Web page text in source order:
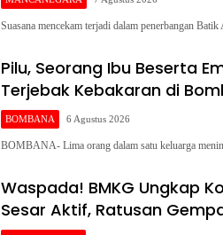
Suasana mencekam terjadi dalam penerbangan
Pilu, Seorang Ibu Beserta
Terjebak Kebakaran di
BOMBANA 6 Agustus 2026
BOMBANA- Lima orang dalam satu keluarga
Waspada! BMKG Ungkap
Sesar Aktif, Ratusan